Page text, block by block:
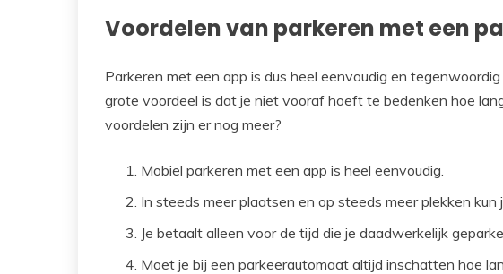
Voordelen van parkeren met een
Parkeren met een app is dus heel eenvoudig en
grote voordeel is dat je niet vooraf hoeft te bedenken hoe
voordelen zijn er nog meer?
Mobiel parkeren met een app is heel eenvoudig.
In steeds meer plaatsen en op steeds meer plekken kun
Je betaalt alleen voor de tijd die je daadwerkelijk
Moet je bij een parkeerautomaat altijd inschatten hoe